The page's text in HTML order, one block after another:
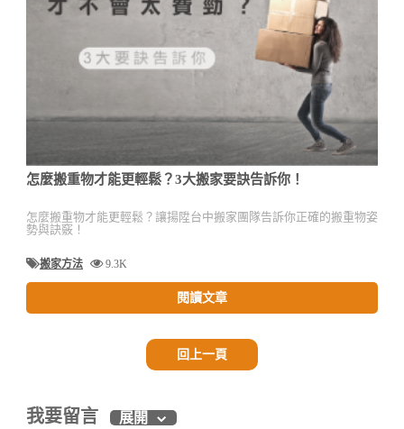
怎麼搬重物才能更輕鬆？3大搬家要訣告訴你！
怎麼搬重物才能更輕鬆？讓揚陞台中搬家團隊告訴你正確的搬重物姿
勢與訣竅！
搬家方法 9.3K
閱讀文章
回上一頁
我要留言 展開